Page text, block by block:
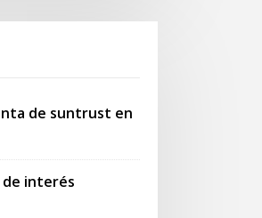
de suntrust en
de interés